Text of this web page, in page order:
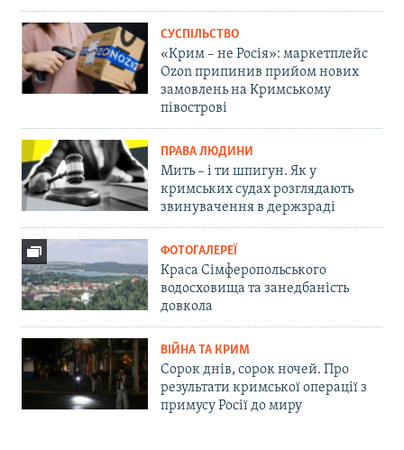
СУСПІЛЬСТВО
«Крим – не Росія»: маркетплейс
Ozon припинив прийом нових
замовлень на Кримському
півострові
ПРАВА ЛЮДИНИ
Мить – і ти шпигун. Як у
кримських судах розглядають
звинувачення в держзраді
ФОТОГАЛЕРЕЇ
Краса Сімферопольського
водосховища та занедбаність
довкола
ВІЙНА ТА КРИМ
Сорок днів, сорок ночей. Про
результати кримської операції з
примусу Росії до миру